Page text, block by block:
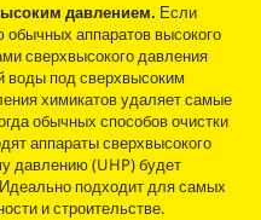
давлением. Если
аппаратов высокого
сверхвысокого давления
воды под сверхвысоким
химикатов удаляет самые
обычных способов очистки
аппараты сверхвысокого
давлению (UHP) будет
подходит для самых
и строительстве.